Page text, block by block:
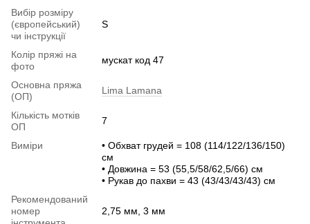
Вибір розміру
(європейський)
чи інструкції
S
Колір пряжі на
фото
мускат код 47
Основна пряжа
(ОП)
Lima Lamana
Кількість мотків
ОП
7
Виміри
• Обхват грудей = 108 (114/122/136/150)
см
• Довжина = 53 (55,5/58/62,5/66) см
• Рукав до пахви = 43 (43/43/43/43) см
Рекомендований
номер
2,75 мм, 3 мм